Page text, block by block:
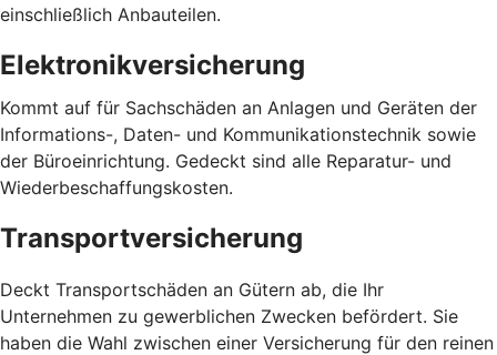
einschließlich Anbauteilen.
Elektronikversicherung
Kommt auf für Sachschäden an Anlagen und Geräten der
Informations-, Daten- und Kommunikationstechnik sowie
der Büroeinrichtung. Gedeckt sind alle Reparatur- und
Wiederbeschaffungskosten.
Transportversicherung
Deckt Transportschäden an Gütern ab, die Ihr
Unternehmen zu gewerblichen Zwecken befördert. Sie
haben die Wahl zwischen einer Versicherung für den reinen